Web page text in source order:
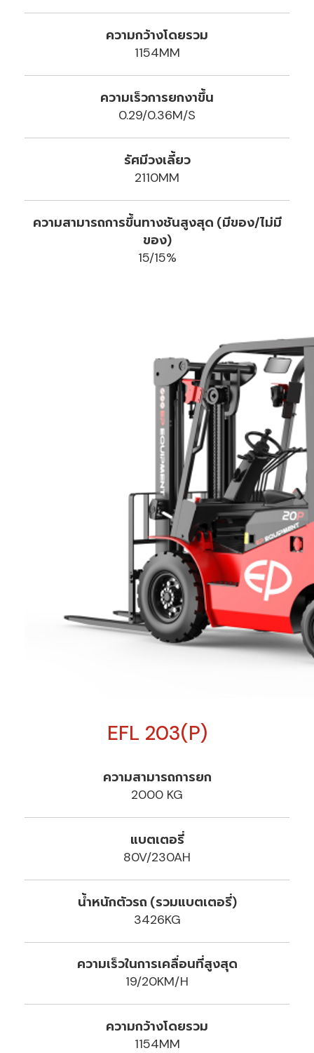
ความกว้างโดยรวม
1154MM
ความเร็วการยกงาขึ้น
0.29/0.36M/S
รัศมีวงเลี้ยว
2110MM
ความสามารถการขึ้นทางชันสูงสุด (มีของ/ไม่มี
ของ)
15/15%
EFL 203(P)
ความสามารถการยก
2000 KG
แบตเตอรี่
80V/230AH
น้ำหนักตัวรถ (รวมแบตเตอรี่)
3426KG
ความเร็วในการเคลื่อนที่สูงสุด
19/20KM/H
ความกว้างโดยรวม
1154MM